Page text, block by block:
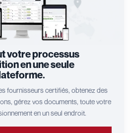
votre processus
en une seule
fournisseurs certifiés, obtenez des
gérez vos documents, toute votre
en un seul endroit.